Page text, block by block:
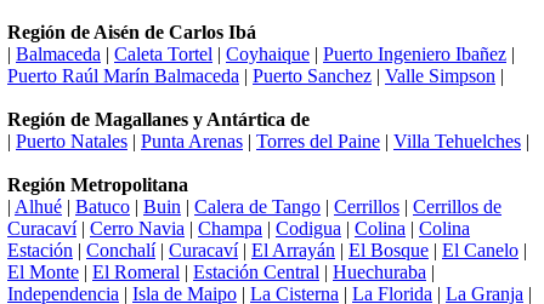
Región de Aisén de Carlos Ibá
| Balmaceda | Caleta Tortel | Coyhaique | Puerto Ingeniero Ibañez |
Puerto Raúl Marín Balmaceda | Puerto Sanchez | Valle Simpson |
Región de Magallanes y Antártica de
| Puerto Natales | Punta Arenas | Torres del Paine | Villa Tehuelches |
Región Metropolitana
| Alhué | Batuco | Buin | Calera de Tango | Cerrillos | Cerrillos de
Curacaví| Cerro Navia | Champa | Codigua | Colina | Colina
Estación | Conchalí| Curacaví| El Arrayán | El Bosque | El Canelo |
El Monte | El Romeral | Estación Central | Huechuraba |
Independencia | Isla de Maipo | La Cisterna | La Florida | La Granja |